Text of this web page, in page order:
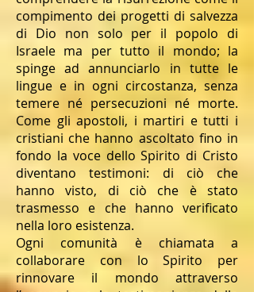
compimento dei progetti di salvezza
di Dio non solo per il popolo di
Israele ma per tutto il mondo; la
spinge ad annunciarlo in tutte le
lingue e in ogni circostanza, senza
temere né persecuzioni né morte.
Come gli apostoli, i martiri e tutti i
cristiani che hanno ascoltato fino in
fondo la voce dello Spirito di Cristo
diventano testimoni: di ciò che
hanno visto, di ciò che è stato
trasmesso e che hanno verificato
nella loro esistenza.
Ogni comunità è chiamata a
collaborare con lo Spirito per
rinnovare il mondo attraverso